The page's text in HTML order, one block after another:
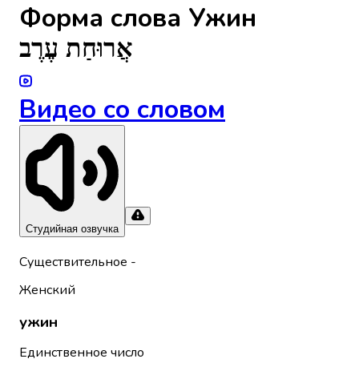
Форма слова Ужин
אֲרוּחַת עֶרֶב
Видео со словом
Студийная озвучка
Существительное -
Женский
ужин
Единственное число